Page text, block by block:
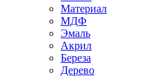
Материал
МДФ
Эмаль
Акрил
Береза
Дерево